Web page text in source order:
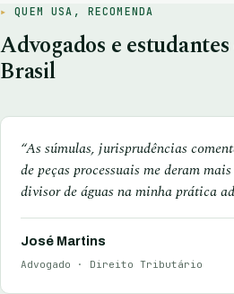
QUEM USA, RECOMENDA
Advogados e
Brasil
“As súmulas, jurisprudências
de peças processuais me deram
divisor de águas na minha prática
José Martins
Advogado · Direito Tributário